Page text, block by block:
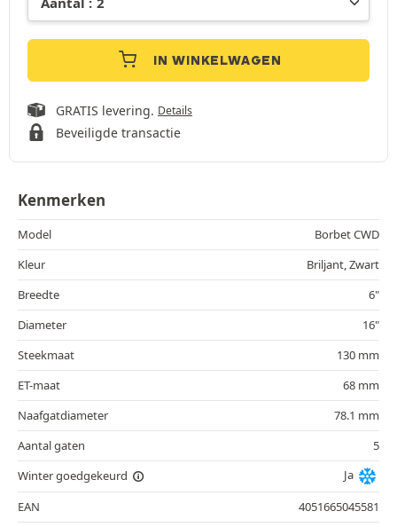
IN WINKELWAGEN
GRATIS levering. Details
Beveiligde transactie
Kenmerken
Model
Borbet CWD
Kleur
Briljant, Zwart
Breedte
6"
Diameter
16"
Steekmaat
130 mm
ET-maat
68 mm
Naafgatdiameter
78.1 mm
Aantal gaten
5
Winter goedgekeurd
Ja
EAN
4051665045581